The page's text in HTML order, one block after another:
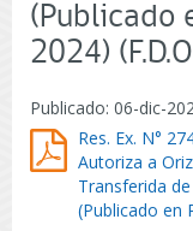
(Publicado
2024)
Publicado: 06-dic-
Res. Ex. N°
Autoriza a
Transferida
(Publicado en